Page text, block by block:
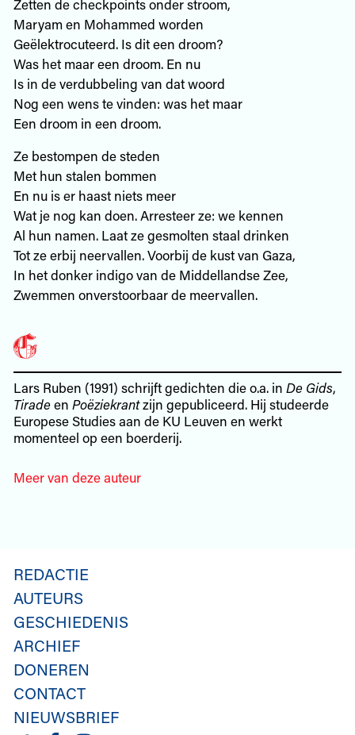
Zetten de checkpoints onder stroom,
Maryam en Mohammed worden
Geëlektrocuteerd. Is dit een droom?
Was het maar een droom. En nu
Is in de verdubbeling van dat woord
Nog een wens te vinden: was het maar
Een droom in een droom.
Ze bestompen de steden
Met hun stalen bommen
En nu is er haast niets meer
Wat je nog kan doen. Arresteer ze: we kennen
Al hun namen. Laat ze gesmolten staal drinken
Tot ze erbij neervallen. Voorbij de kust van Gaza,
In het donker indigo van de Middellandse Zee,
Zwemmen onverstoorbaar de meervallen.
Lars Ruben (1991) schrijft gedichten die o.a. in De Gids,
Tiradeen Poëziekrantzijn gepubliceerd. Hij studeerde
Europese Studies aan de KU Leuven en werkt
momenteel op een boerderij.
Meer van deze auteur
REDACTIE
AUTEURS
GESCHIEDENIS
ARCHIEF
DONEREN
CONTACT
NIEUWSBRIEF